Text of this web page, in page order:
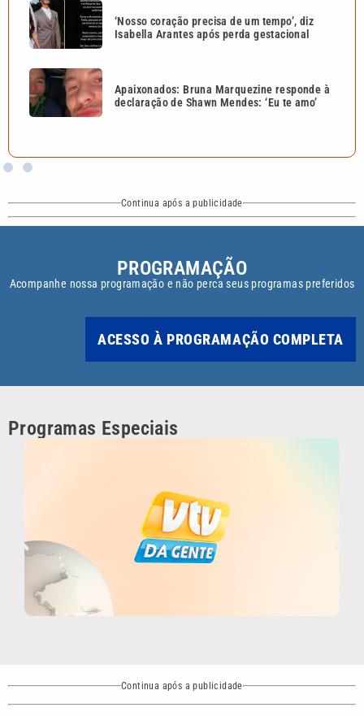
‘Nosso coração precisa de um tempo’, diz
Isabella Arantes após perda gestacional
Apaixonados: Bruna Marquezine responde à
declaração de Shawn Mendes: ‘Eu te amo’
Continua após a publicidade
PROGRAMAÇÃO
Acompanhe nossa programação e não perca seus programas preferidos
ACESSO À PROGRAMAÇÃO COMPLETA
Programas Especiais
Continua após a publicidade